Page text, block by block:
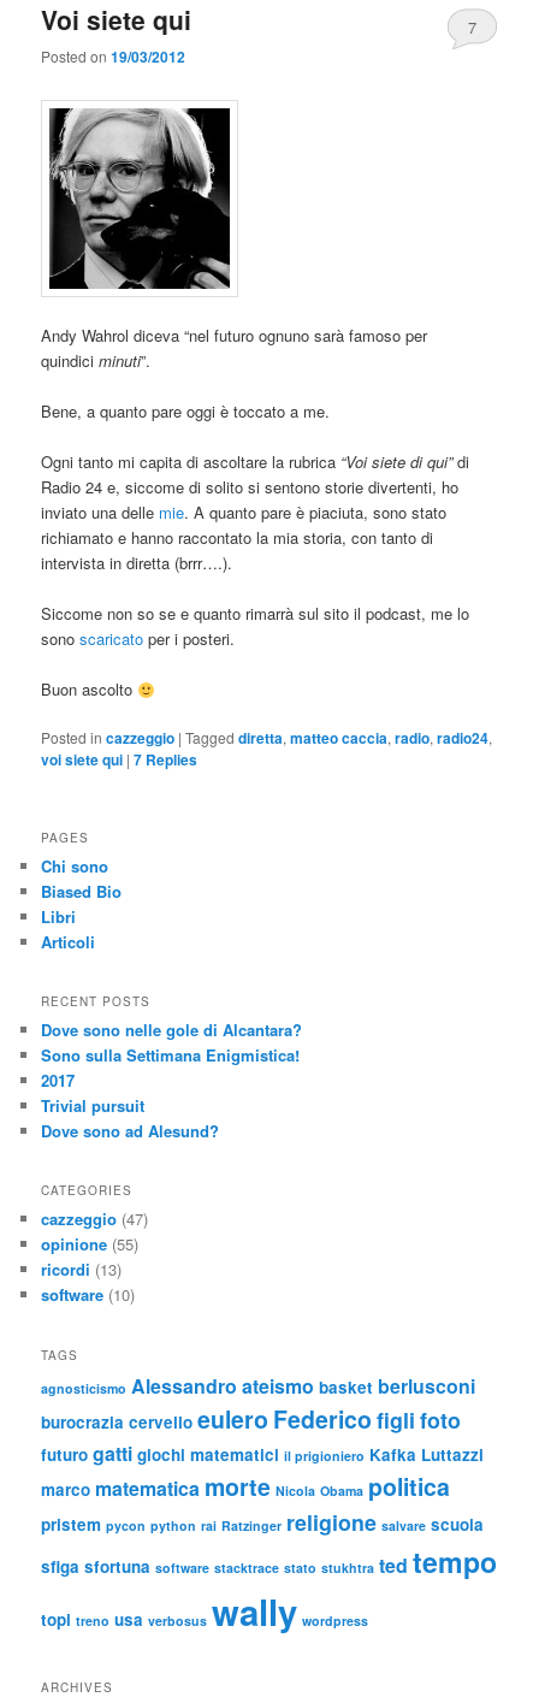
Voi siete qui
Posted on19/03/2012
7
Andy Wahrol diceva “nel futuro ognuno sarà famoso per
quindiciminuti”.
Bene, a quanto pare oggi è toccato a me.
Ogni tanto mi capita di ascoltare la rubrica “Voi siete di qui”di
Radio 24 e, siccome di solito si sentono storie divertenti, ho
inviato una delle mie. A quanto pare è piaciuta, sono stato
richiamato e hanno raccontato la mia storia, con tanto di
intervista in diretta (brrr….).
Siccome non so se e quanto rimarrà sul sito il podcast, me lo
sonoscaricato per i posteri.
Buon ascolto
Posted in cazzeggio |Tagged diretta,matteo caccia,radio,radio24,
voi siete qui |7 Replies
PAGES
Chi sono
Biased Bio
Libri
Articoli
RECENT POSTS
Dove sono nelle gole di Alcantara?
Sono sulla Settimana Enigmistica!
2017
Trivial pursuit
Dove sono ad Alesund?
CATEGORIES
cazzeggio (47)
opinione (55)
ricordi (13)
software (10)
TAGS
agnosticismo Alessandro ateismo basket berlusconi
burocrazia cervello eulero Federico figli foto
futuro gatti giochi matematici il prigioniero Kafka Luttazzi
marco matematica morte Nicola Obama politica
pristem pycon python rai Ratzinger religione salvare scuola
sfiga sfortuna software stacktrace stato stukhtra ted tempo
topi treno usa verbosus wally wordpress
ARCHIVES